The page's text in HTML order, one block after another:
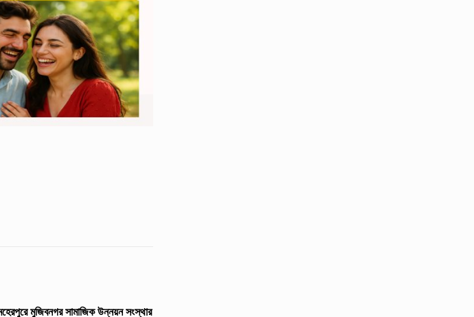
মুজিবনগর সামাজিক উন্নয়ন সংস্থার